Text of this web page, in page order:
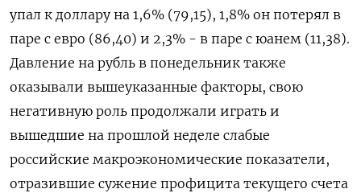
упал к доллару на 1,6% (79,15), 1,8% он потерял в
паре с евро (86,40) и 2,3% - в паре с юанем (11,38).
Давление на рубль в понедельник также
оказывали вышеуказанные факторы, свою
негативную роль продолжали играть и
вышедшие на прошлой неделе слабые
российские макроэкономические показатели,
отразившие сужение профицита текущего счета